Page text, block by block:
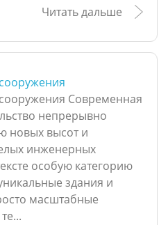
Читать дальше
Современная
непрерывно
новых высот и
инженерных
особую категорию
здания и
масштабные